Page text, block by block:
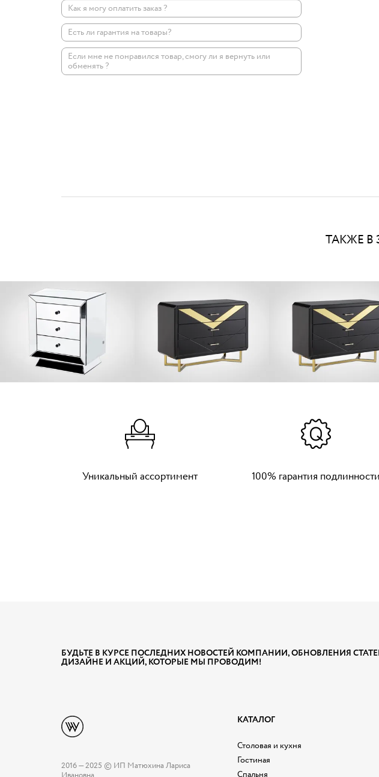
Как я могу оплатить заказ ?
Есть ли гарантия на товары?
Если мне не понравился товар, смогу ли я вернуть или
обменять ?
ТАКЖЕ
Уникальный ассортимент 100% гарантия подлинности
БУДЬТЕ В КУРСЕ ПОСЛЕДНИХ НОВОСТЕЙ КОМПАНИИ, ОБНОВЛЕНИЯ
ДИЗАЙНЕ И АКЦИЙ, КОТОРЫЕ МЫ ПРОВОДИМ!
2016 — 2025 © ИП Матюхина Лариса
КАТАЛОГ
Столовая и кухня
Гостиная
Спальня